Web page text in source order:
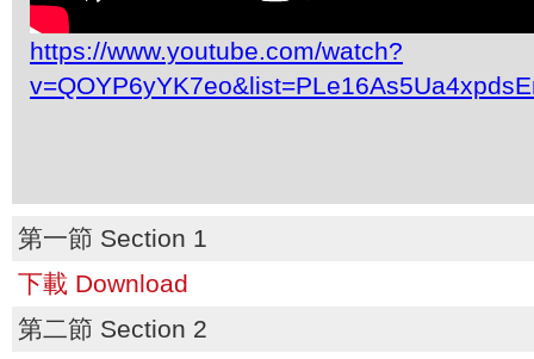
https://www.youtube.com/watch?
第一節 Section 1
下載 Download
第二節 Section 2